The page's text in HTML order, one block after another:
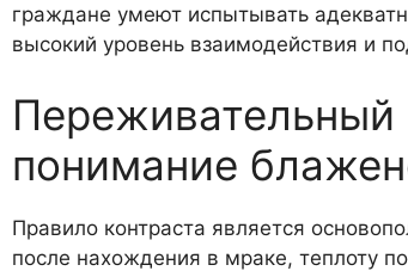
граждане умеют испытывать
высокий уровень взаимодействия и
Переживательный
понимание
Правило контраста является
после нахождения в мраке, теплоту